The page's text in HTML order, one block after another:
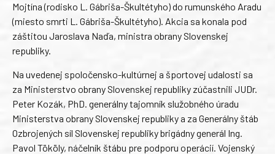
Mojtína (rodisko L. Gábriša-Škultétyho) do rumunského Aradu
(miesto smrti L. Gábriša-Škultétyho). Akcia sa konala pod
záštitou Jaroslava Naďa, ministra obrany Slovenskej
republiky.
Na uvedenej spoločensko-kultúrnej a športovej udalosti sa
za Ministerstvo obrany Slovenskej republiky zúčastnili JUDr.
Peter Kozák, PhD. generálny tajomník služobného úradu
Ministerstva obrany Slovenskej republiky a za Generálny štáb
Ozbrojených síl Slovenskej republiky brigádny generál Ing.
Pavol Tököly, náčelník štábu pre podporu operácií. Vojenský